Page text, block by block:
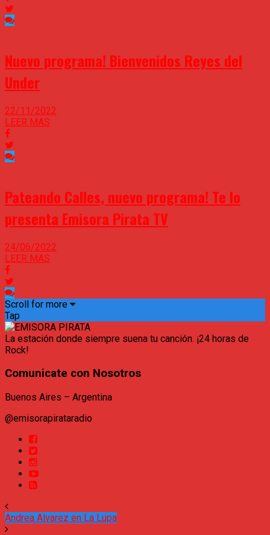
Nuevo programa! Bienvenidos Reyes del
Under
22/11/2022
LEER MAS
Pateando Calles, nuevo programa! Te lo
presenta Emisora Pirata TV
24/06/2022
LEER MAS
Scroll for more
Tap
La estación donde siempre suena tu canción. ¡24 horas de
Rock!
Comunicate con Nosotros
Buenos Aires – Argentina
@emisorapirataradio
Andrea Alvarez en La Lupa